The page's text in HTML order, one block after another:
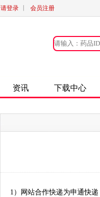
请登录 会员注册
资讯 下载中心
1）网站合作快递为申通快